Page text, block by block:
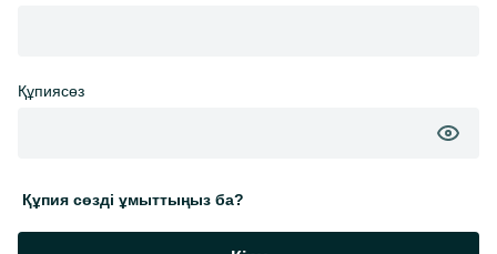
Құпиясөз
Құпия сөзді ұмыттыңыз ба?